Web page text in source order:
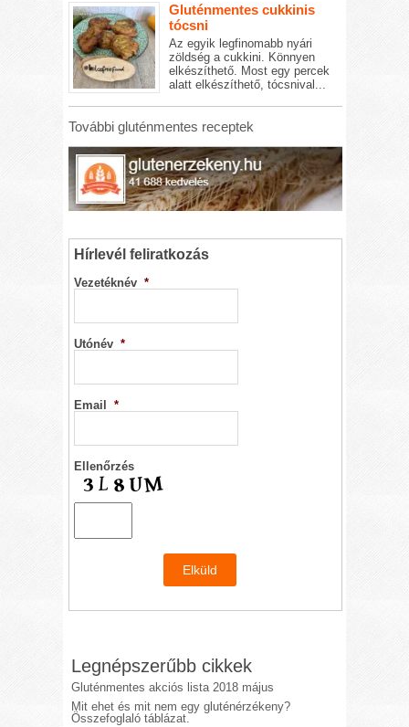
Gluténmentes cukkinis
tócsni
Az egyik legfinomabb nyári
zöldség a cukkini. Könnyen
elkészíthető. Most egy percek
alatt elkészíthető, tócsnival...
További gluténmentes receptek
Hírlevél feliratkozás
Vezetéknév *
Utónév *
Email *
Ellenőrzés
Legnépszerűbb cikkek
Gluténmentes akciós lista 2018 május
Mit ehet és mit nem egy gluténérzékeny?
Összefoglaló táblázat.